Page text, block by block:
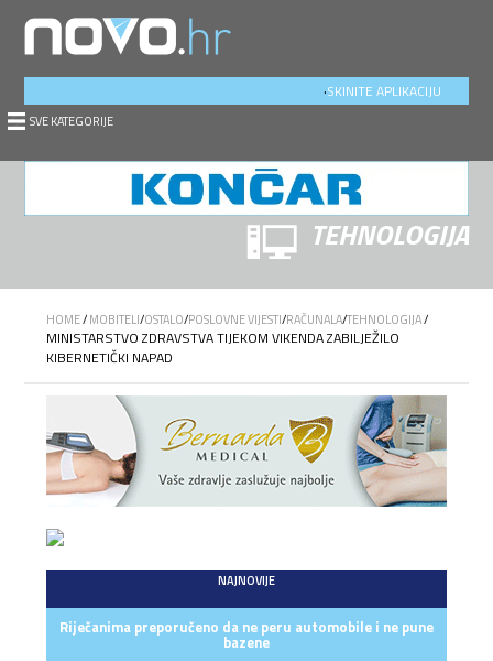
SKINITE APLIKACIJU
.
SVE KATEGORIJE
TEHNOLOGIJA
HOME/MOBITELI/OSTALO/POSLOVNE VIJESTI/RAČUNALA/TEHNOLOGIJA/
MINISTARSTVO ZDRAVSTVA TIJEKOM VIKENDA ZABILJEŽILO
KIBERNETIČKI NAPAD
NAJNOVIJE
Riječanima preporučeno da ne peru automobile i ne pune
bazene